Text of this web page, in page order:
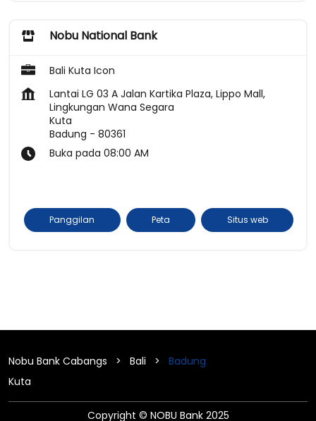
Nobu National Bank
Bali Kuta Icon
Lantai LG 03 A Jalan Kartika Plaza, Lippo Mall,
Lingkungan Wana Segara
Kuta
Badung - 80361
Buka pada 08:00 AM
Panggilan Peta Situs web
Nobu Bank Cabangs Bali
Badung
Kuta
Copyright © NOBU Bank 2025